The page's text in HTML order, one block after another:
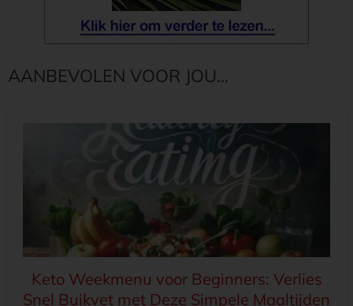
AANBEVOLEN VOOR JOU...
Keto Weekmenu voor Beginners: Verlies
Snel Buikvet met Deze Simpele Maaltijden